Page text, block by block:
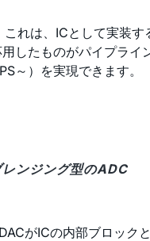
れは、ICとして実装
たものがパイプラ
～）を実現できます。
ンジング型のADC
がICの内部ブロック